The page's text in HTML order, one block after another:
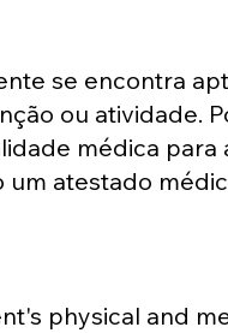
se encontra
ou atividade.
médica para
atestado
physical and